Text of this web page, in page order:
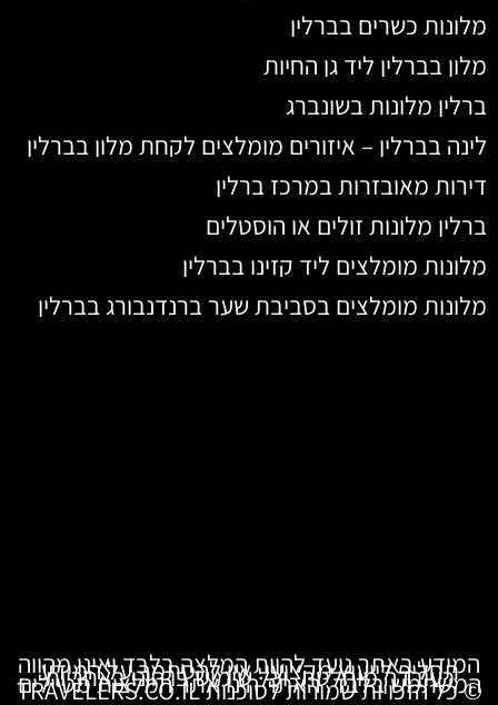
מלונות כשרים בברלין
מלון בברלין ליד גן החיות
ברלין מלונות בשונברג
לינה בברלין – איזורים מומלצים לקחת מלון בברלין
דירות מאובזרות במרכז ברלין
ברלין מלונות זולים או הוסטלים
מלונות מומלצים ליד קזינו בברלין
מלונות מומלצים בסביבת שער ברנדנבורג בברלין
המידע באתר נועד להוות המלצה בלבד ואינו מהווה
תחליף לייעוץ מקצועי. אין להסתמך על המידע
כעובדה מוחלטת, וכל שימוש בו הינו באחריות
המשתמש בלבד. האתר הינו אתר המלצות מטיילים
© כל הזכויות שמורות לסוכנות TRAVELERS.CO.IL